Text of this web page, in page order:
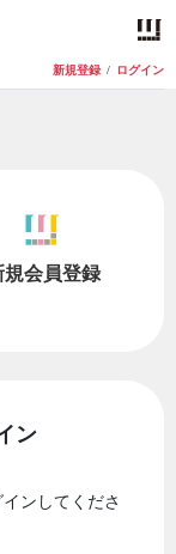
新規登録 / ログイン
規会員登録
ン
ンしてくださ